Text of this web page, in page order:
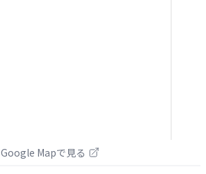
Google Mapで見る